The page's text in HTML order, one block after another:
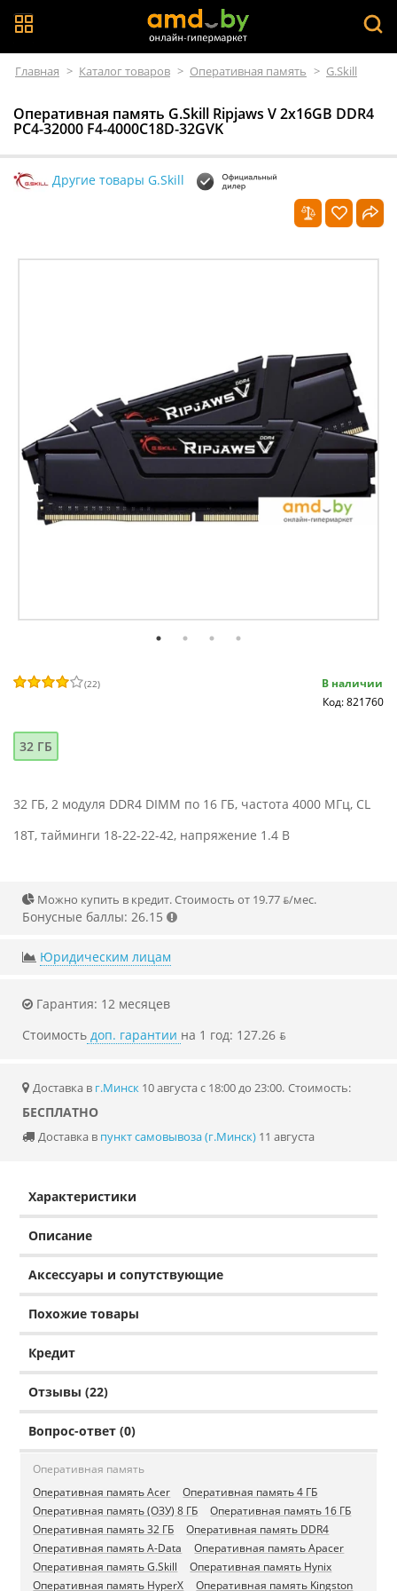
Главная > Каталог товаров > Оперативная память > G.Skill
Оперативная память G.Skill Ripjaws V 2x16GB DDR4
PC4-32000 F4-4000C18D-32GVK
Другие товары G.Skill
(22)
В наличии
Код: 821760
32 ГБ
32 ГБ, 2 модуля DDR4 DIMM по 16 ГБ, частота 4000 МГц, CL
18T, тайминги 18-22-22-42, напряжение 1.4 В
Можно купить в кредит. Стоимость от 19.77 ƃ/мec.
Бонусные баллы: 26.15
Юридическим лицам
Гарантия: 12 месяцев
Стоимость доп. гарантии на 1 год: 127.26 ƃ
Доставка в г.Минск 10 августа с 18:00 до 23:00. Стоимость:
БЕСПЛАТНО
Доставка в пункт самовывоза (г.Минск) 11 августа
Характеристики
Описание
Аксессуары и сопутствующие
Похожие товары
Кредит
Отзывы (22)
Вопрос-ответ (0)
Оперативная память
Оперативная память Acer
Оперативная память 4 ГБ
Оперативная память (ОЗУ) 8 ГБ
Оперативная память 16 ГБ
Оперативная память 32 ГБ
Оперативная память DDR4
Оперативная память A-Data
Оперативная память Apacer
Оперативная память G.Skill
Оперативная память Hynix
Оперативная память HyperX
Оперативная память Kingston